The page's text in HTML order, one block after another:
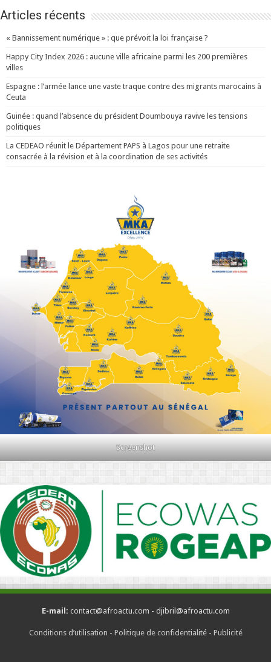
Articles récents
« Bannissement numérique » : que prévoit la loi française ?
Happy City Index 2026 : aucune ville africaine parmi les 200 premières
villes
Espagne : l’armée lance une vaste traque contre des migrants marocains à
Ceuta
Guinée : quand l’absence du président Doumbouya ravive les tensions
politiques
La CEDEAO réunit le Département PAPS à Lagos pour une retraite
consacrée à la révision et à la coordination de ses activités
Screenshot
E-mail: contact@afroactu.com - djibril@afroactu.com
Conditions d’utilisation - Politique de confidentialité- Publicité